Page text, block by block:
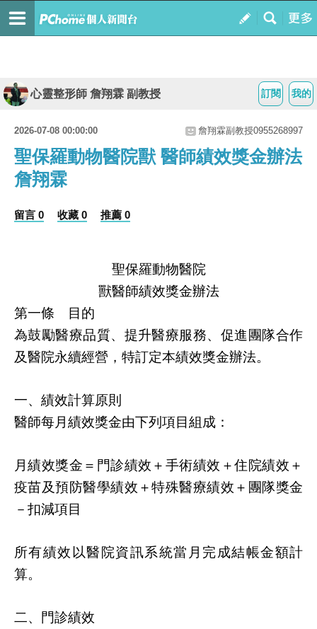
我的
訂閱
心靈整形師 詹翔霖 副教授
2026-07-08 00:00:00 詹翔霖副教授0955268997
聖保羅動物醫院獸 醫師績效獎金辦法
詹翔霖
留言 0 收藏 0 推薦 0
聖保羅動物醫院
獸醫師績效獎金辦法
第一條 目的
為鼓勵醫療品質、提升醫療服務、促進團隊合作
及醫院永續經營，特訂定本績效獎金辦法。
一、績效計算原則
醫師每月績效獎金由下列項目組成：
月績效獎金＝門診績效＋手術績效＋住院績效＋
疫苗及預防醫學績效＋特殊醫療績效＋團隊獎金
－扣減項目
所有績效以醫院資訊系統當月完成結帳金額計
算。
二、門診績效